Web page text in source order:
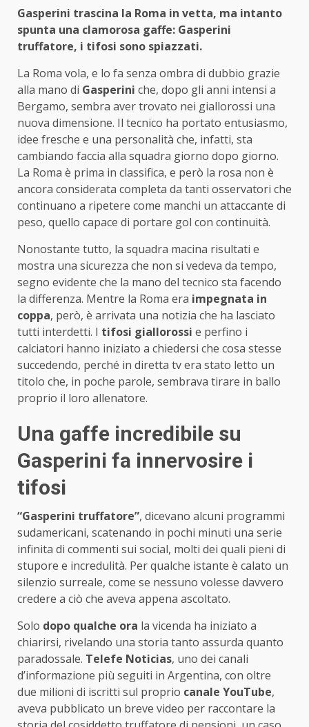
Gasperini trascina la Roma in vetta, ma intanto
spunta una clamorosa gaffe: Gasperini
truffatore, i tifosi sono spiazzati.
La Roma vola, e lo fa senza ombra di dubbio grazie
alla mano di Gasperini che, dopo gli anni intensi a
Bergamo, sembra aver trovato nei giallorossi una
nuova dimensione. Il tecnico ha portato entusiasmo,
idee fresche e una personalità che, infatti, sta
cambiando faccia alla squadra giorno dopo giorno.
La Roma è prima in classifica, e però la rosa non è
ancora considerata completa da tanti osservatori che
continuano a ripetere come manchi un attaccante di
peso, quello capace di portare gol con continuità.
Nonostante tutto, la squadra macina risultati e
mostra una sicurezza che non si vedeva da tempo,
segno evidente che la mano del tecnico sta facendo
la differenza. Mentre la Roma era impegnata in
coppa, però, è arrivata una notizia che ha lasciato
tutti interdetti. I tifosi giallorossi e perfino i
calciatori hanno iniziato a chiedersi che cosa stesse
succedendo, perché in diretta tv era stato letto un
titolo che, in poche parole, sembrava tirare in ballo
proprio il loro allenatore.
Una gaffe incredibile su
Gasperini fa innervosire i
tifosi
“Gasperini truffatore”, dicevano alcuni programmi
sudamericani, scatenando in pochi minuti una serie
infinita di commenti sui social, molti dei quali pieni di
stupore e incredulità. Per qualche istante è calato un
silenzio surreale, come se nessuno volesse davvero
credere a ciò che aveva appena ascoltato.
Solo dopo qualche ora la vicenda ha iniziato a
chiarirsi, rivelando una storia tanto assurda quanto
paradossale. Telefe Noticias, uno dei canali
d’informazione più seguiti in Argentina, con oltre
due milioni di iscritti sul proprio canale YouTube,
aveva pubblicato un breve video per raccontare la